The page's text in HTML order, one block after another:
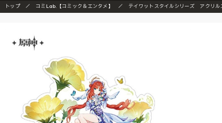
トップ コミLab.【コミック＆エンタメ】 テイワットスタイルシリーズ アクリル